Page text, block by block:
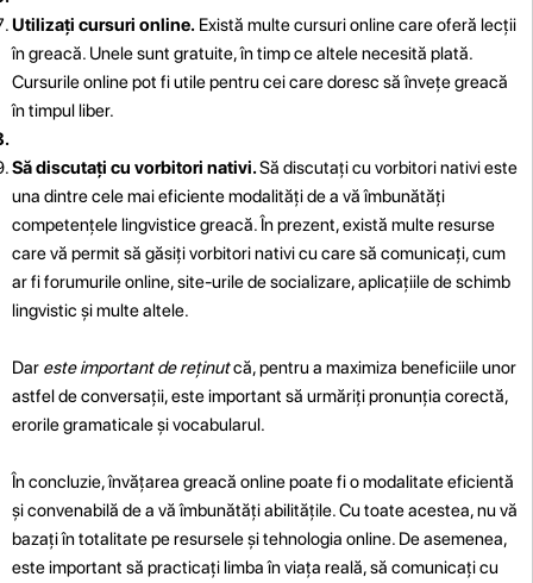
Utilizați cursuri online. Există multe cursuri online care oferă lecții
în greacă. Unele sunt gratuite, în timp ce altele necesită plată.
Cursurile online pot fi utile pentru cei care doresc să învețe greacă
în timpul liber.
Să discutați cu vorbitori nativi.Să discutați cu vorbitori nativi este
una dintre cele mai eficiente modalități de a vă îmbunătăți
competențele lingvistice greacă. În prezent, există multe resurse
care vă permit să găsiți vorbitori nativi cu care să comunicați, cum
ar fi forumurile online, site-urile de socializare, aplicațiile de schimb
lingvistic și multe altele.
Dar este important de reținutcă, pentru a maximiza beneficiile unor
astfel de conversații, este important să urmăriți pronunția corectă,
erorile gramaticale și vocabularul.
În concluzie, învățarea greacă online poate fi o modalitate eficientă
și convenabilă de a vă îmbunătăți abilitățile. Cu toate acestea, nu vă
bazați în totalitate pe resursele și tehnologia online. De asemenea,
este important să practicați limba în viața reală, să comunicați cu